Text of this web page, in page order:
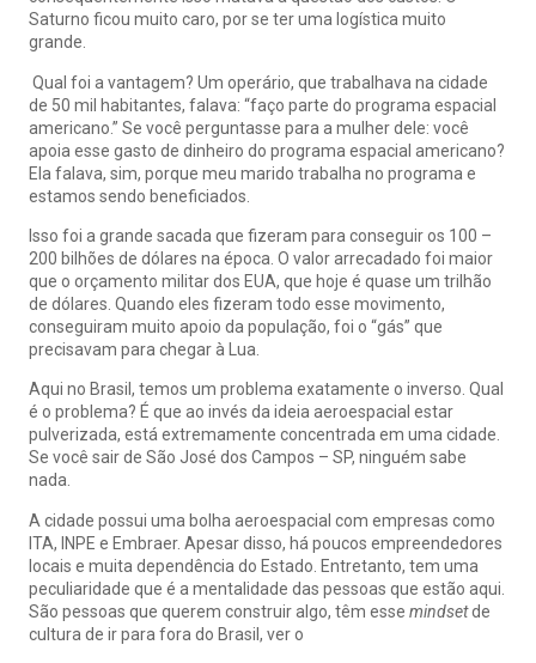
Saturno ficou muito caro, por se ter uma logística muito
grande.
Qual foi a vantagem? Um operário, que trabalhava na cidade
de 50 mil habitantes, falava: “faço parte do programa espacial
americano.” Se você perguntasse para a mulher dele: você
apoia esse gasto de dinheiro do programa espacial americano?
Ela falava, sim, porque meu marido trabalha no programa e
estamos sendo beneficiados.
Isso foi a grande sacada que fizeram para conseguir os 100 –
200 bilhões de dólares na época. O valor arrecadado foi maior
que o orçamento militar dos EUA, que hoje é quase um trilhão
de dólares. Quando eles fizeram todo esse movimento,
conseguiram muito apoio da população, foi o “gás” que
precisavam para chegar à Lua.
Aqui no Brasil, temos um problema exatamente o inverso. Qual
é o problema? É que ao invés da ideia aeroespacial estar
pulverizada, está extremamente concentrada em uma cidade.
Se você sair de São José dos Campos – SP, ninguém sabe
nada.
A cidade possui uma bolha aeroespacial com empresas como
ITA, INPE e Embraer. Apesar disso, há poucos empreendedores
locais e muita dependência do Estado. Entretanto, tem uma
peculiaridade que é a mentalidade das pessoas que estão aqui.
São pessoas que querem construir algo, têm esse mindsetde
cultura de ir para fora do Brasil, ver o